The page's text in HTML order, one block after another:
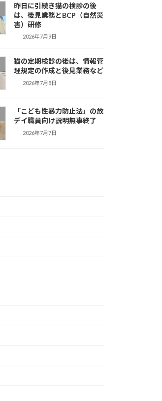
昨日に引続き猫の検診の後
は、後見業務とBCP（自然災
害）研修
2026年7月9日
猫の定期検診の後は、情報管
理規定の作成と後見業務など
2026年7月8日
「こども性暴力防止法」の放
デイ職員向け説明無事終了
2026年7月7日